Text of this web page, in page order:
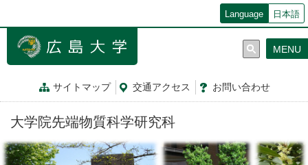
ン
動
Language 日本語
サイトマップ 交通アクセス お問い合わせ
MENU
大学院先端物質科学研究科